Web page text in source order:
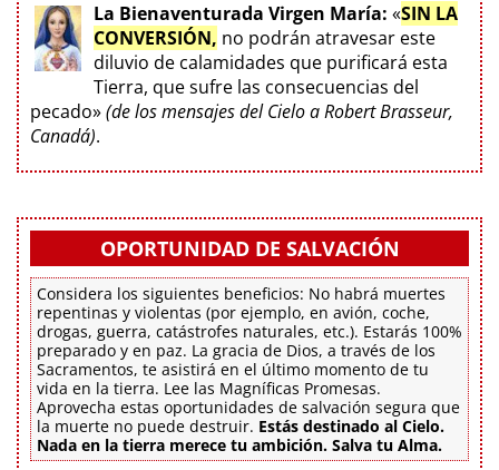
La Bienaventurada Virgen María: «SIN LA
CONVERSIÓN, no podrán atravesar este
diluvio de calamidades que purificará esta
Tierra, que sufre las consecuencias del
pecado»(de los mensajes del Cielo a Robert Brasseur,
Canadá).
OPORTUNIDAD DE SALVACIÓN
Considera los siguientes beneficios: No habrá muertes
repentinas y violentas (por ejemplo, en avión, coche,
drogas, guerra, catástrofes naturales, etc.). Estarás 100%
preparado y en paz. La gracia de Dios, a través de los
Sacramentos, te asistirá en el último momento de tu
vida en la tierra. Lee las Magníficas Promesas.
Aprovecha estas oportunidades de salvación segura que
la muerte no puede destruir. Estás destinado al Cielo.
Nada en la tierra merece tu ambición. Salva tu Alma.